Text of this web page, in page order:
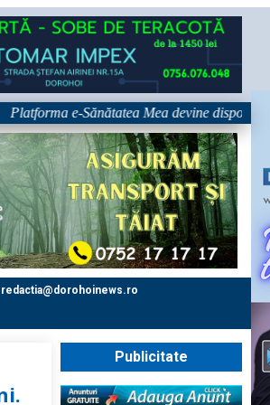
e-Sănătatea Mea devine disponibilă pe 1
redactia@dorohoinews.ro
Publicitate